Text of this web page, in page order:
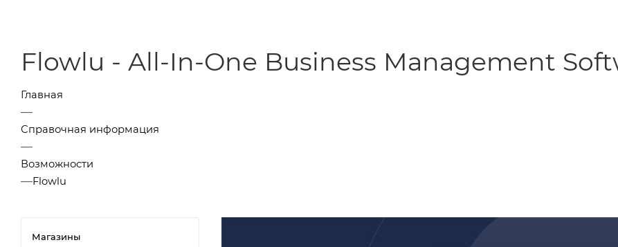
Flowlu - All-In-One Business Management
Главная
—
Справочная информация
—
Возможности
—Flowlu
Магазины